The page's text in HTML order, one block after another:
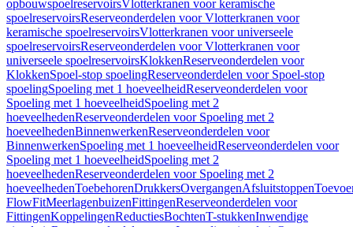
opbouwspoelreservoirsVlotterkranen voor keramische
spoelreservoirsReserveonderdelen voor Vlotterkranen voor
keramische spoelreservoirsVlotterkranen voor universeele
spoelreservoirsReserveonderdelen voor Vlotterkranen voor
universeele spoelreservoirsKlokkenReserveonderdelen voor
KlokkenSpoel-stop spoelingReserveonderdelen voor Spoel-stop
spoelingSpoeling met 1 hoeveelheidReserveonderdelen voor
Spoeling met 1 hoeveelheidSpoeling met 2
hoeveelhedenReserveonderdelen voor Spoeling met 2
hoeveelhedenBinnenwerkenReserveonderdelen voor
BinnenwerkenSpoeling met 1 hoeveelheidReserveonderdelen voor
Spoeling met 1 hoeveelheidSpoeling met 2
hoeveelhedenReserveonderdelen voor Spoeling met 2
hoeveelhedenToebehorenDrukkersOvergangenAfsluitstoppen
FlowFitMeerlagenbuizenFittingenReserveonderdelen voor
FittingenKoppelingenReductiesBochtenT-stukkenInwendige